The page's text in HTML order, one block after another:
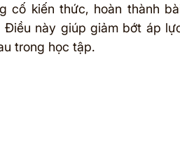
cố kiến thức, hoàn thành
này giúp giảm bớt áp
trong học tập.